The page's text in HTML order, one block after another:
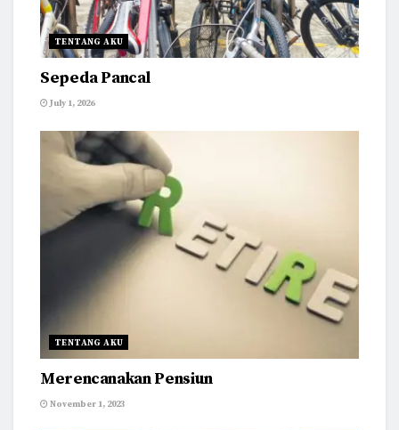
TENTANG AKU
Sepeda Pancal
July 1, 2026
TENTANG AKU
Merencanakan Pensiun
November 1, 2023